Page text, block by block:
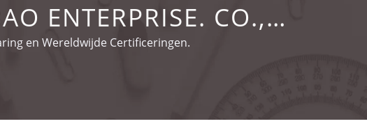
ENTERPRISE. CO.,
en Wereldwijde Certificeringen.